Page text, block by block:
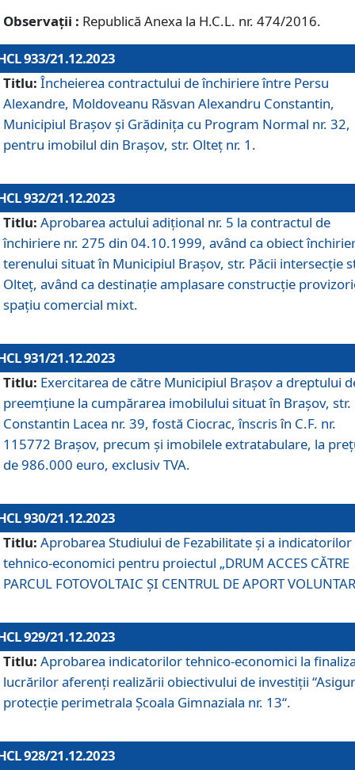
Observații : Republică Anexa la H.C.L. nr. 474/2016.
933/21.12.2023
Titlu: Încheierea contractului de închiriere între Persu
Alexandre, Moldoveanu Răsvan Alexandru Constantin,
Municipiul Braşov şi Grădinița cu Program Normal nr. 32,
pentru imobilul din Brașov, str. Olteț nr. 1.
932/21.12.2023
Titlu: Aprobarea actului adițional nr. 5 la contractul de
închiriere nr. 275 din 04.10.1999, având ca obiect
terenului situat în Municipiul Brașov, str. Păcii intersecție
Olteț, având ca destinație amplasare construcție
spațiu comercial mixt.
931/21.12.2023
Titlu: Exercitarea de către Municipiul Brașov a dreptului
preemțiune la cumpărarea imobilului situat în Brașov, str.
Constantin Lacea nr. 39, fostă Ciocrac, înscris în C.F. nr.
115772 Brașov, precum și imobilele extratabulare, la
de 986.000 euro, exclusiv TVA.
930/21.12.2023
Titlu: Aprobarea Studiului de Fezabilitate și a indicatorilor
tehnico-economici pentru proiectul „DRUM ACCES CĂTRE
PARCUL FOTOVOLTAIC ȘI CENTRUL DE APORT
929/21.12.2023
Titlu: Aprobarea indicatorilor tehnico-economici la
lucrărilor aferenți realizării obiectivului de investiții
protecție perimetrala Școala Gimnaziala nr. 13“.
928/21.12.2023